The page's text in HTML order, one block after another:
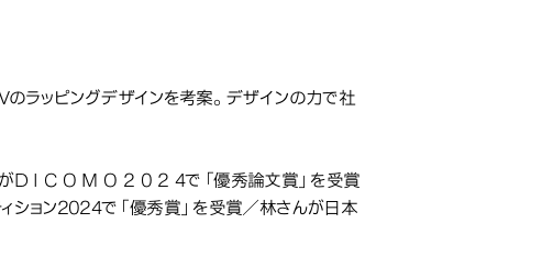
ラッピングデザインを考案。デザインの力で社
がD I C O M O 2 0 2 4で「優秀論文賞」を受賞
ション2024で「優秀賞」を受賞／林さんが日本